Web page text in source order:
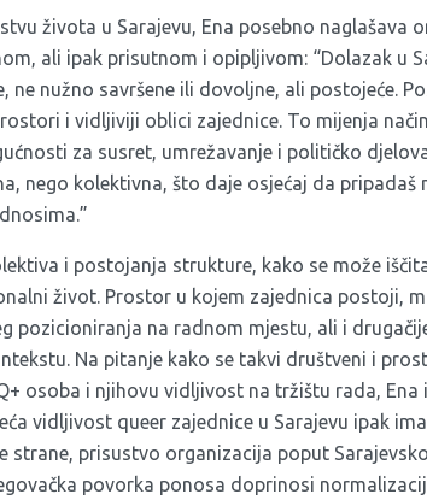
života u Sarajevu, Ena posebno naglašava
ali ipak prisutnom i opipljivom: “Dolazak u
ne nužno savršene ili dovoljne, ali postojeće.
i vidljiviji oblici zajednice. To mijenja
za susret, umrežavanje i političko
nego kolektivna, što daje osjećaj da pripadaš
i postojanja strukture, kako se može
život. Prostor u kojem zajednica postoji,
pozicioniranja na radnom mjestu, ali i
Na pitanje kako se takvi društveni i
osoba i njihovu vidljivost na tržištu rada, Ena
vidljivost queer zajednice u Sarajevu ipak
strane, prisustvo organizacija poput
povorka ponosa doprinosi